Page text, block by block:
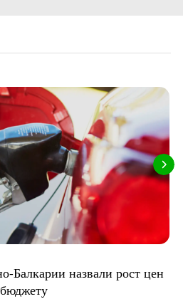
Балкарии назвали рост цен